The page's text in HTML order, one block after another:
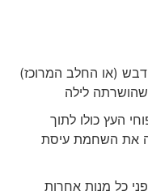
(או החלב המרוכז)
לילה
כולו לתוך
השחמת עיסת
כל מנות אחרות